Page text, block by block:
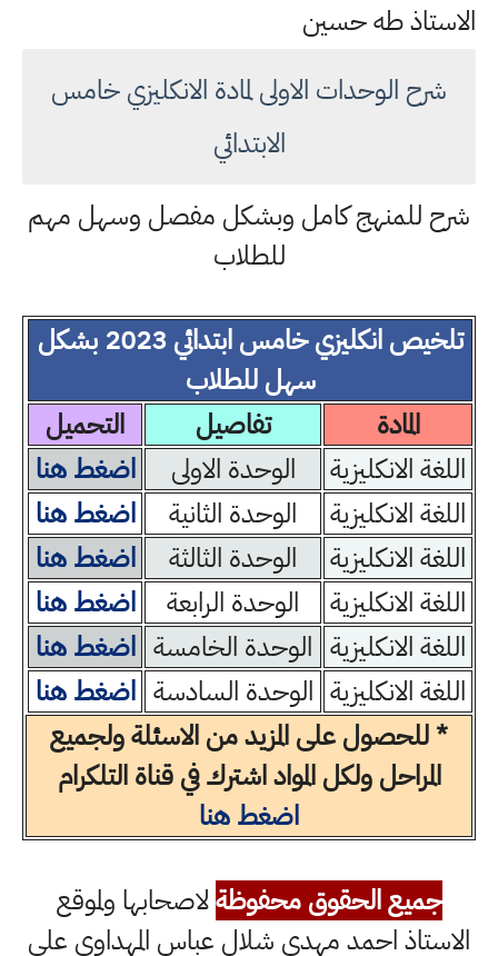
الاستاذ طه حسين
شرح الوحدات الاولى لمادة الانكليزي خامس
الابتدائي
شرح للمنهج كامل وبشكل مفصل وسهل مهم
للطلاب
تلخيص انكليزي خامس ابتدائي 2023 بشكل
سهل للطلاب
المادة
تفاصيل
التحميل
اللغة الانكليزية
الوحدة الاولى
اضغط هنا
اللغة الانكليزية
الوحدة الثانية
اضغط هنا
اللغة الانكليزية
الوحدة الثالثة
اضغط هنا
اللغة الانكليزية
الوحدة الرابعة
اضغط هنا
اللغة الانكليزية الوحدة الخامسة اضغط هنا
اللغة الانكليزية الوحدة السادسة اضغط هنا
* للحصول على المزيد من الاسئلة ولجميع
المراحل ولكل المواد اشترك في قناة التلكرام
اضغط هنا
جميع الحقوق محفوظةلاصحابها ولموقع
الاستاذ احمد مهدي شلال عباس المهداوي على